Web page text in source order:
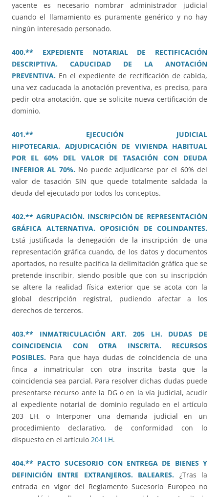
yacente es necesario nombrar administrador judicial
cuando el llamamiento es puramente genérico y no hay
ningún interesado personado.
400.** EXPEDIENTE NOTARIAL DE RECTIFICACIÓN
DESCRIPTIVA. CADUCIDAD DE LA ANOTACIÓN
PREVENTIVA. En el expediente de rectificación de cabida,
una vez caducada la anotación preventiva, es preciso, para
pedir otra anotación, que se solicite nueva certificación de
dominio.
401.** EJECUCIÓN JUDICIAL
HIPOTECARIA. ADJUDICACIÓN DE VIVIENDA HABITUAL
POR EL 60% DEL VALOR DE TASACIÓN CON DEUDA
INFERIOR AL 70%.No puede adjudicarse por el 60% del
valor de tasación SIN que quede totalmente saldada la
deuda del ejecutado por todos los conceptos.
402.** AGRUPACIÓN. INSCRIPCIÓN DE REPRESENTACIÓN
GRÁFICA ALTERNATIVA. OPOSICIÓN DE COLINDANTES.
Está justificada la denegación de la inscripción de una
representación gráfica cuando, de los datos y documentos
aportados, no resulte pacífica la delimitación gráfica que se
pretende inscribir, siendo posible que con su inscripción
se altere la realidad física exterior que se acota con la
global descripción registral, pudiendo afectar a los
derechos de terceros.
403.** INMATRICULACIÓN ART. 205 LH. DUDAS DE
COINCIDENCIA CON OTRA INSCRITA. RECURSOS
POSIBLES. Para que haya dudas de coincidencia de una
finca a inmatricular con otra inscrita basta que la
coincidencia sea parcial. Para resolver dichas dudas puede
presentarse recurso ante la DG o en la vía judicial, acudir
al expediente notarial de dominio regulado en el artículo
203 LH, o Interponer una demanda judicial en un
procedimiento declarativo, de conformidad con lo
dispuesto en el artículo 204 LH.
404.** PACTO SUCESORIO CON ENTREGA DE BIENES Y
DEFINICIÓN ENTRE EXTRANJEROS. BALEARES. ¿Tras la
entrada en vigor del Reglamento Sucesorio Europeo no